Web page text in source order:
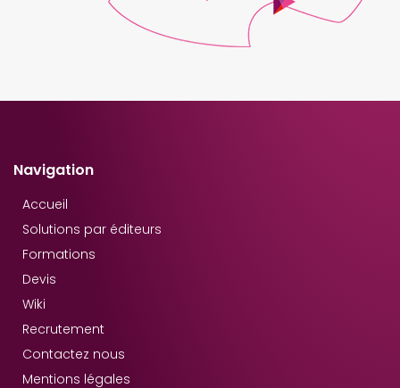
Navigation
Accueil
Solutions par éditeurs
Formations
Devis
Wiki
Recrutement
Contactez nous
Mentions légales